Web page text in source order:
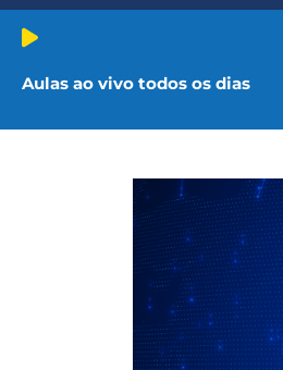
Aulas ao vivo todos os dias